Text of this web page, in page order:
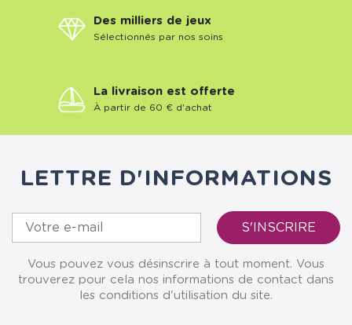
Des milliers de jeux
Sélectionnés par nos soins
La livraison est offerte
À partir de 60 € d'achat
LETTRE D'INFORMATIONS
Vous pouvez vous désinscrire à tout moment. Vous
trouverez pour cela nos informations de contact dans
les conditions d'utilisation du site.